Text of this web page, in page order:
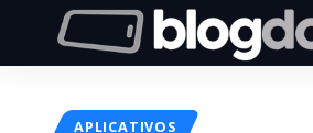
APLICATIVOS